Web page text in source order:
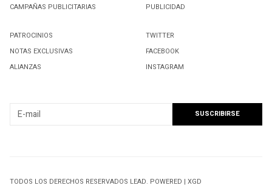
CAMPAÑAS PUBLICITARIAS
PUBLICIDAD
PATROCINIOS
NOTAS EXCLUSIVAS
ALIANZAS
TWITTER
FACEBOOK
INSTAGRAM
TODOS LOS DERECHOS RESERVADOS LEAD. POWERED | XGD